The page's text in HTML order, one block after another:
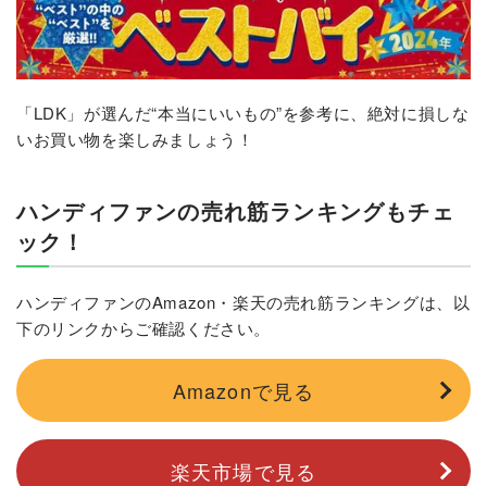
「LDK」が選んだ“本当にいいもの”を参考に、絶対に損しな
いお買い物を楽しみましょう！
ハンディファンの売れ筋ランキングもチェ
ック！
ハンディファンのAmazon・楽天の売れ筋ランキングは、以
下のリンクからご確認ください。
Amazonで見る
楽天市場で見る